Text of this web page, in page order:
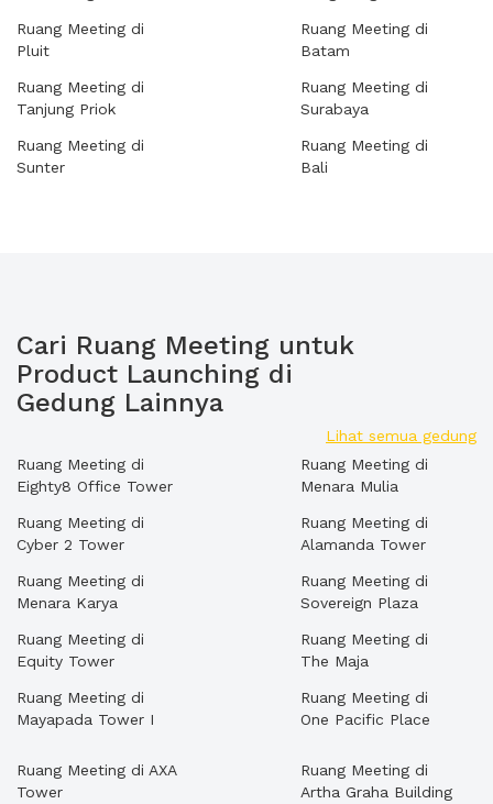
Ruang Meeting di
Pluit
Ruang Meeting di
Tanjung Priok
Ruang Meeting di
Sunter
Ruang Meeting di
Batam
Ruang Meeting di
Surabaya
Ruang Meeting di
Bali
Cari Ruang Meeting untuk
Product Launching di
Gedung Lainnya
Lihat semua gedung
Ruang Meeting di
Eighty8 Office Tower
Ruang Meeting di
Cyber 2 Tower
Ruang Meeting di
Menara Karya
Ruang Meeting di
Equity Tower
Ruang Meeting di
Mayapada Tower I
Ruang Meeting di
Menara Mulia
Ruang Meeting di
Alamanda Tower
Ruang Meeting di
Sovereign Plaza
Ruang Meeting di
The Maja
Ruang Meeting di
One Pacific Place
Ruang Meeting di AXA
Tower
Ruang Meeting di
Artha Graha Building